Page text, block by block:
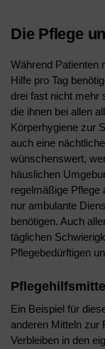
Die Pflege
Während Patienten
Hilfe pro Tag
drei fast nicht mehr
die ihnen bei allen
Körperhygiene zur
auch eine
wünschenswert,
häuslichen
regelmäßige Pflege
nur ambulante
benötigen. Auch
täglichen
Pflegebedürftigen
Pflegehilfsmittel
Ein Beispiel für
anderen Mitteln zur
Verbleiben in den